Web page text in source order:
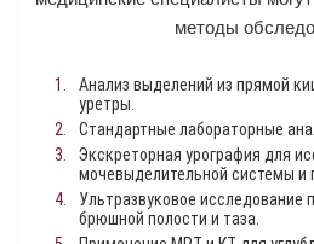
методы
Анализ выделений из прямой
уретры.
Стандартные лабораторные
Экскреторная урография для
мочевыделительной системы и
Ультразвуковое исследование
брюшной полости и таза.